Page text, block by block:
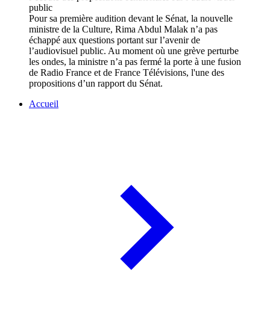
Pour sa première audition devant le Sénat, la nouvelle
ministre de la Culture, Rima Abdul Malak n’a pas
échappé aux questions portant sur l’avenir de
l’audiovisuel public. Au moment où une grève perturbe
les ondes, la ministre n’a pas fermé la porte à une fusion
de Radio France et de France Télévisions, l'une des
propositions d’un rapport du Sénat.
Accueil